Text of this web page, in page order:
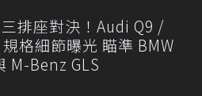
排座對決！Audi Q9 /
規格細節曝光 瞄準 BMW
M-Benz GLS